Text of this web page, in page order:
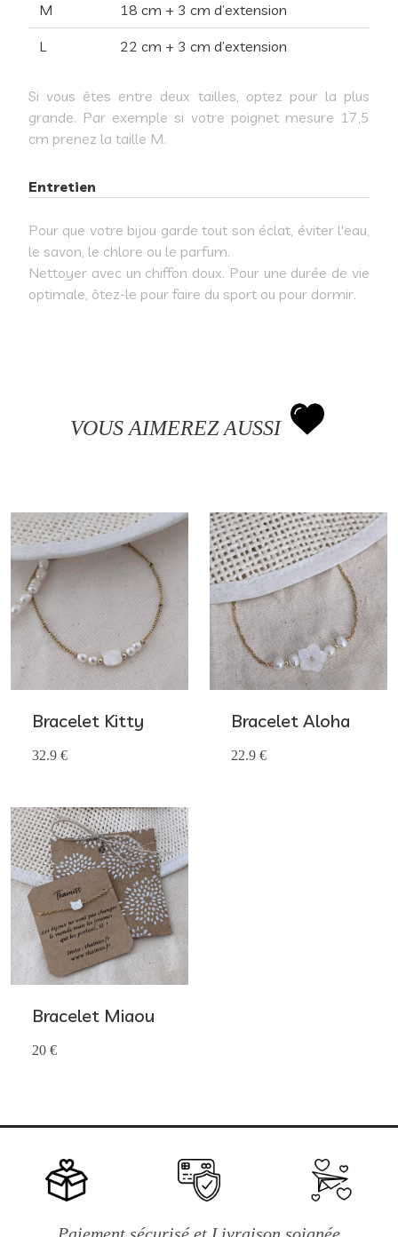
M 18 cm + 3 cm d’extension
L 22 cm + 3 cm d’extension
Si vous êtes entre deux tailles, optez pour la plus
grande. Par exemple si votre poignet mesure 17,5
cm prenez la taille M.
Entretien
Pour que votre bijou garde tout son éclat, éviter l'eau,
le savon, le chlore ou le parfum.
Nettoyer avec un chiffon doux. Pour une durée de vie
optimale, ôtez-le pour faire du sport ou pour dormir.
VOUS AIMEREZ AUSSI
Bracelet Kitty
32.9 €
Bracelet Aloha
22.9 €
Bracelet Miaou
20 €